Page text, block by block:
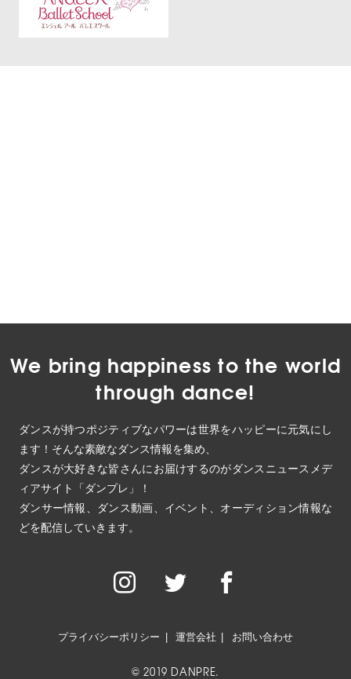
We bring happiness to the world
through dance!
ダンスが持つポジティブなパワーは世界をハッピーに元気にし
ます！そんな素敵なダンス情報を集め、
ダンスが大好きな皆さんにお届けするのがダンスニュースメデ
ィアサイト「ダンプレ」！
ダンサー情報、ダンス動画、イベント、オーディション情報な
どを配信していきます。
プライバシーポリシー 運営会社 お問い合わせ
© 2019 DANPRE.